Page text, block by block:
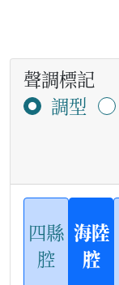
聲調標記
調型
四縣
腔
海陸
腔